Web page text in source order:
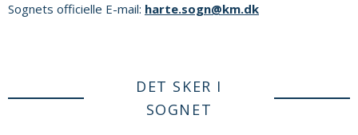
Sognets officielle E-mail: harte.sogn@km.dk
DET SKER I
SOGNET